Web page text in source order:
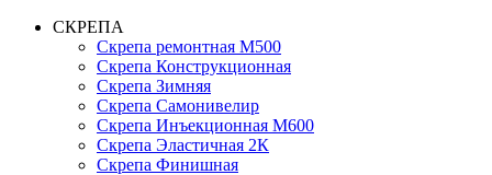
СКРЕПА
Скрепа ремонтная М500
Скрепа Конструкционная
Скрепа Зимняя
Скрепа Самонивелир
Скрепа Инъекционная М600
Скрепа Эластичная 2К
Скрепа Финишная